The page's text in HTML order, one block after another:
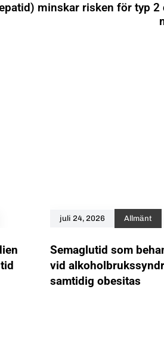
minskar risken för typ 2
juli 24, 2026 Allmänt
Semaglutid som
vid
samtidig obesitas